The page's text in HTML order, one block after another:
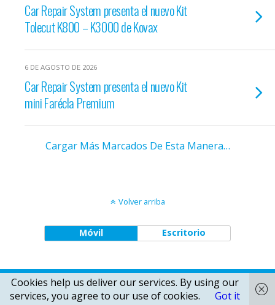
Car Repair System presenta el nuevo Kit
Tolecut K800 – K3000 de Kovax
6 DE AGOSTO DE 2026
Car Repair System presenta el nuevo Kit
mini Farécla Premium
Cargar Más Marcados De Esta Manera…
Volver arriba
Móvil Escritorio
Cookies help us deliver our services. By using our
services, you agree to our use of cookies.
Got it